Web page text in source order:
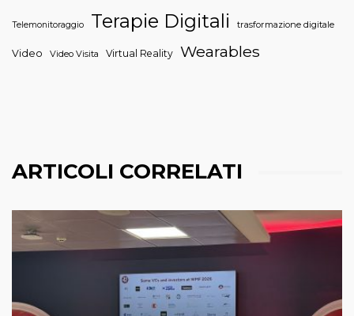
Telemonitoraggio Terapie Digitali trasformazione digitale
Video Video Visita Virtual Reality Wearables
ARTICOLI CORRELATI